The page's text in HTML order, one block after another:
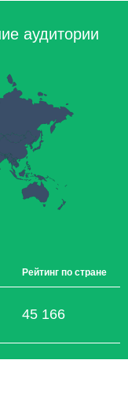
аудитории
Рейтинг по стране
45 166